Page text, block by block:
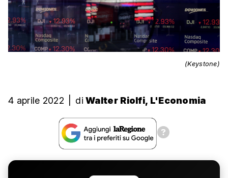
(Keystone)
4 aprile 2022 di Walter Riolfi, L'Economia